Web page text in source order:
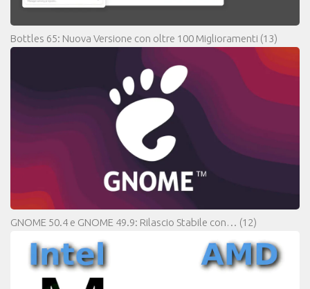
Bottles 65: Nuova Versione con oltre 100 Miglioramenti (13)
GNOME 50.4 e GNOME 49.9: Rilascio Stabile con… (12)